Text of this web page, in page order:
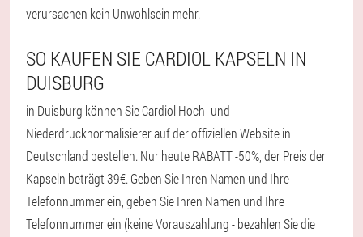
verursachen kein Unwohlsein mehr.
SO KAUFEN SIE CARDIOL KAPSELN IN
DUISBURG
in Duisburg können Sie Cardiol Hoch- und
Niederdrucknormalisierer auf der offiziellen Website in
Deutschland bestellen. Nur heute RABATT -50%, der Preis der
Kapseln beträgt 39€. Geben Sie Ihren Namen und Ihre
Telefonnummer ein, geben Sie Ihren Namen und Ihre
Telefonnummer ein (keine Vorauszahlung - bezahlen Sie die